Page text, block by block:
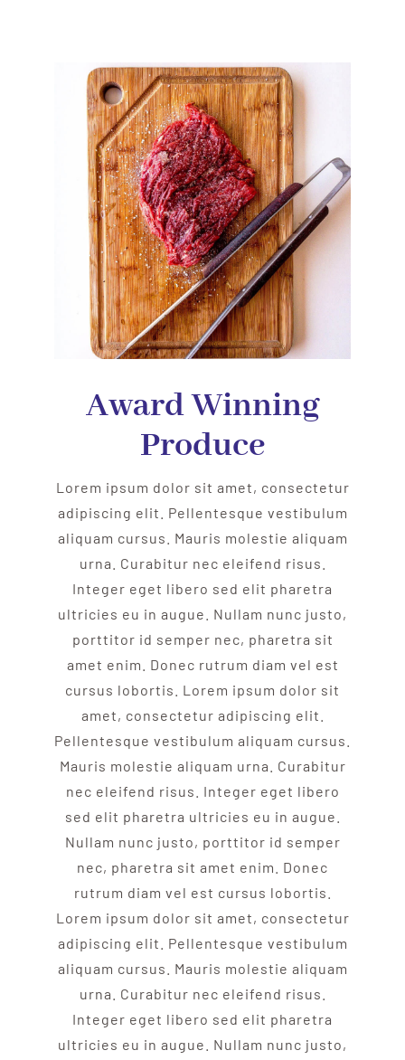
Award Winning
Produce
Lorem ipsum dolor sit amet, consectetur
adipiscing elit. Pellentesque vestibulum
aliquam cursus. Mauris molestie aliquam
urna. Curabitur nec eleifend risus.
Integer eget libero sed elit pharetra
ultricies eu in augue. Nullam nunc justo,
porttitor id semper nec, pharetra sit
amet enim. Donec rutrum diam vel est
cursus lobortis. Lorem ipsum dolor sit
amet, consectetur adipiscing elit.
Pellentesque vestibulum aliquam cursus.
Mauris molestie aliquam urna. Curabitur
nec eleifend risus. Integer eget libero
sed elit pharetra ultricies eu in augue.
Nullam nunc justo, porttitor id semper
nec, pharetra sit amet enim. Donec
rutrum diam vel est cursus lobortis.
Lorem ipsum dolor sit amet, consectetur
adipiscing elit. Pellentesque vestibulum
aliquam cursus. Mauris molestie aliquam
urna. Curabitur nec eleifend risus.
Integer eget libero sed elit pharetra
ultricies eu in augue. Nullam nunc justo,